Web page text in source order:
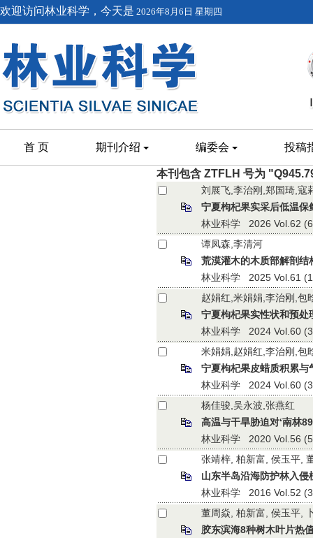
欢迎访问林业科学，今天是 2026年8月6日 星期四
首 页 期刊介绍 编委会 投稿
本刊包含 ZTFLH 号为
刘展飞,李治刚,郑国琦,寇
宁夏枸杞果实采后低温
林业科学 2026 Vol.62
谭凤森,李清河
荒漠灌木的木质部解剖
林业科学 2025 Vol.61
赵娟红,米娟娟,李治刚,包
宁夏枸杞果实性状和预处
林业科学 2024 Vol.60
米娟娟,赵娟红,李治刚,包
宁夏枸杞果皮蜡质积累与
林业科学 2024 Vol.60
杨佳骏,吴永波,张燕红
高温与干旱胁迫对‘南林
林业科学 2020 Vol.56
张靖梓, 柏新富, 侯玉平,
山东半岛沿海防护林入
林业科学 2016 Vol.52
董周焱, 柏新富, 侯玉平,
胶东滨海8种树木叶片热